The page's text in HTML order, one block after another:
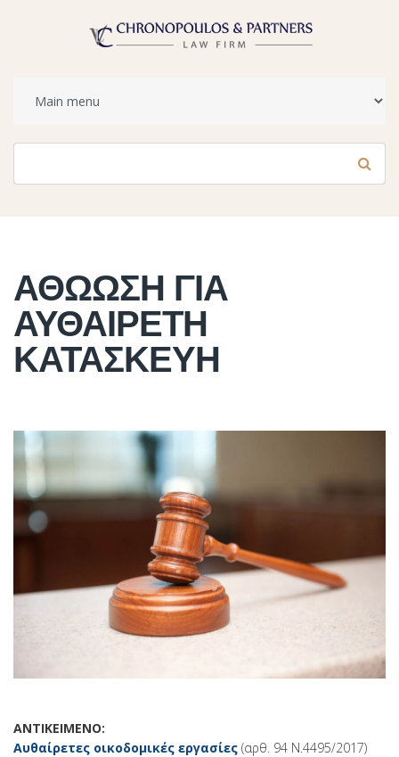
ΑΘΩΩΣΗ ΓΙΑ
ΑΥΘΑΙΡΕΤΗ
ΚΑΤΑΣΚΕΥΗ
ΑΝΤΙΚΕΙΜΕΝΟ:
Αυθαίρετες οικοδομικές εργασίες (αρθ. 94 Ν.4495/2017)